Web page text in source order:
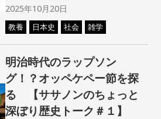
2025年10月20日
教養 日本史 社会 雑学
明治時代のラップソン
グ！？オッペケペー節を探
る 【ササノンのちょっと
深ぼり歴史トーク＃１】